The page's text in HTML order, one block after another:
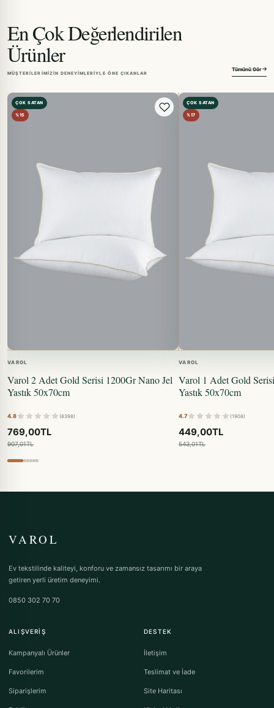
En Çok Değerlendirilen
Ürünler
MÜŞTERILERIMIZIN DENEYIMLERIYLE ÖNE ÇIKANLAR
Tümünü Gör
ÇOK SATAN
%15
VAROL
Varol 2 Adet Gold Serisi 1200Gr Nano Jel
Yastık 50x70cm
4.8 (8398)
769,00TL
907,01TL
ÇOK SATAN
%17
VAROL
Varol 1 Adet Gold
Yastık 50x70cm
4.7 (1908)
449,00TL
543,01TL
VAROL
Ev tekstilinde kaliteyi, konforu ve zamansız tasarımı bir araya
getiren yerli üretim deneyimi.
0850 302 70 70
ALIŞVERIŞ
Kampanyalı Ürünler
Favorilerim
Siparişlerim
DESTEK
İletişim
Teslimat ve İade
Site Haritası